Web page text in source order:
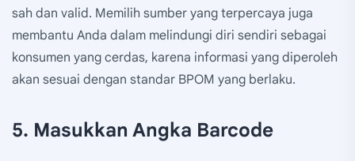
sah dan valid. Memilih sumber yang terpercaya juga
membantu Anda dalam melindungi diri sendiri sebagai
konsumen yang cerdas, karena informasi yang diperoleh
akan sesuai dengan standar BPOM yang berlaku.
5. Masukkan Angka Barcode